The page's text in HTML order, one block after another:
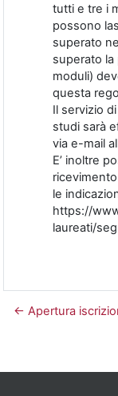
tutti e tre i
possono
superato
superato
moduli)
questa
Il servizio
studi sarà
via e-mail
E’ inoltre
le
https://
laureati/
← Apertura